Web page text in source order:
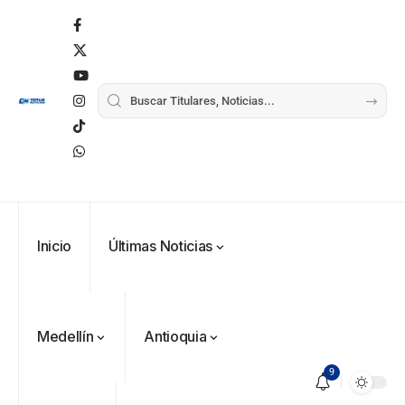
Inicio Últimas Noticias
Medellín Antioquia
9